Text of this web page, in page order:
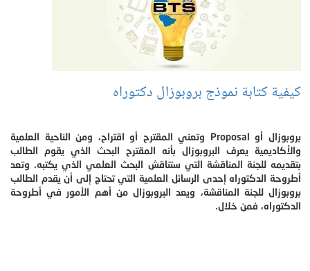
كيفية كتابة نموذج بروبوزال دكتوراه
بروبوزال أو Proposal وتعني المقترح أو اقتراح، ومن الناحية العلمية
والأكاديمية يعرف البروبوزال بأنه المقترح البحث الذي يقوم الطالب
بتقديمه للجنة المناقشة التي ستناقش البحث العلمي الذي يكتبه. وتعد
أطروحة الدكتوراه إحدى الرسائل العلمية التي تحتاج إلى أن يقدم الطالب
بروبوزال للجنة المناقشة، ويعد البروبوزال من أهم الأمور في أطروحة
الدكتوراه، فمن خلال.